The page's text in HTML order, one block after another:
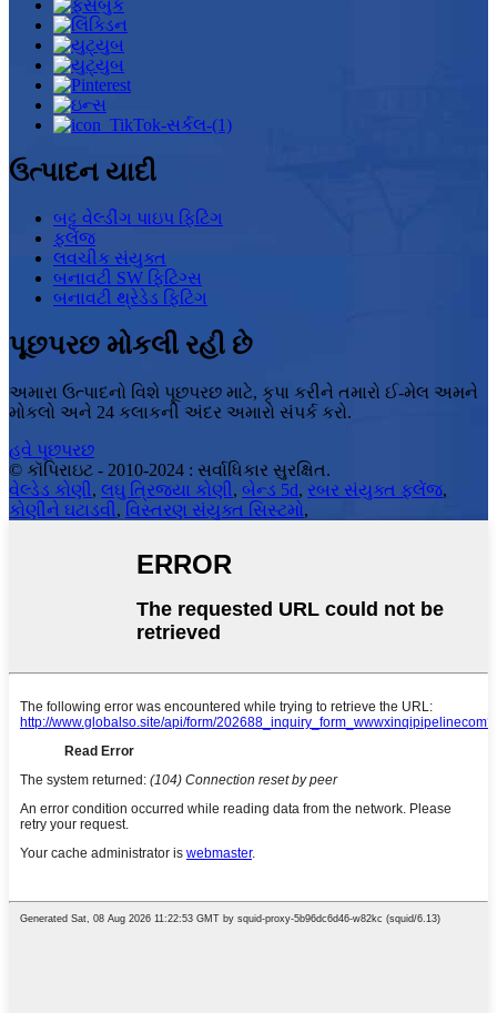
ઉત્પાદન યાદી
બટ્ટ વેલ્ડીંગ પાઇપ ફિટિંગ
ફ્લેંજ
લવચીક સંયુક્ત
બનાવટી SW ફિટિંગ્સ
બનાવટી થ્રેડેડ ફિટિંગ
પૂછપરછ મોકલી રહી છે
અમારા ઉત્પાદનો વિશે પૂછપરછ માટે, કૃપા કરીને તમારો ઈ-મેલ અમને
મોકલો અને 24 કલાકની અંદર અમારો સંપર્ક કરો.
હવે પૂછપરછ
© કૉપિરાઇટ - 2010-2024 : સર્વાધિકાર સુરક્ષિત.
વેલ્ડેડ કોણી, લઘુ ત્રિજ્યા કોણી, બેન્ડ 5d, રબર સંયુક્ત ફ્લેંજ,
કોણીને ઘટાડવી , વિસ્તરણ સંયુક્ત સિસ્ટમો,